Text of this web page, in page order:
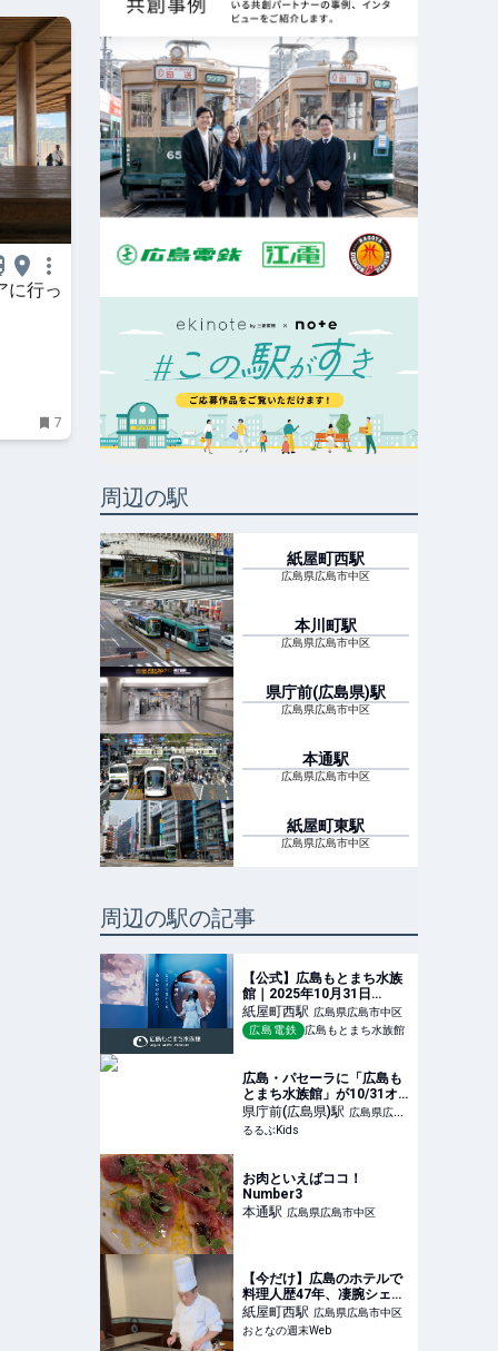
に行っ
7
周辺の駅
紙屋町西駅
広島県広島市中区
本川町駅
広島県広島市中区
県庁前(広島県)駅
広島県広島市中区
本通駅
広島県広島市中区
紙屋町東駅
広島県広島市中区
周辺の駅の記事
【公式】広島もとまち水族
館｜2025年10月31日
（金）OPEN！
紙屋町西駅 広島県広島市中区
広島電鉄
広島もとまち水族館
広島・パセーラに「広島も
とまち水族館」が10/31オ
ープン！洞窟、森、水中世
界など8つのエリアでアー
トと生命が共演 | るるぶ
県庁前(広島県)駅 広島県広島
市中区
るるぶKids
お肉といえばココ！
Number3
本通駅 広島県広島市中区
【今だけ】広島のホテルで
料理人歴47年、凄腕シェフ
のコースを堪能 「黄綬褒
章」受章記念！ - おとなの
週末Web
紙屋町西駅 広島県広島市中区
おとなの週末Web